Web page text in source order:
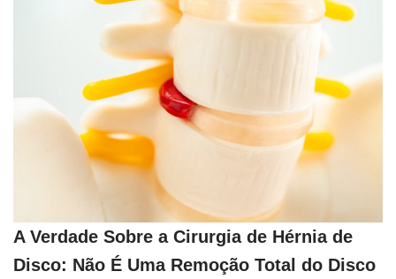
A Verdade Sobre a Cirurgia de Hérnia de
Disco: Não É Uma Remoção Total do Disco